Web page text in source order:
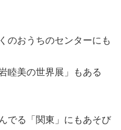
のおうちのセンターにも
睦美の世界展」もある
でる「関東」にもあそび